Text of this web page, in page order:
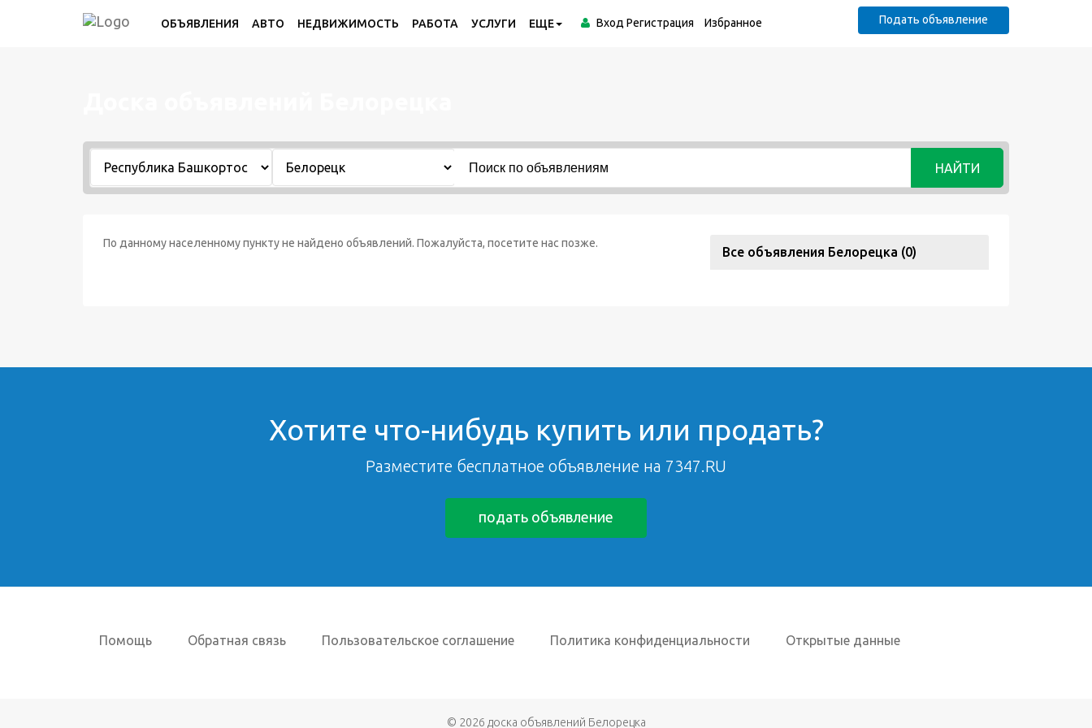
ОБЪЯВЛЕНИЯ АВТО НЕДВИЖИМОСТЬ РАБОТА УСЛУГИ ЕЩЕ Вход Регистрация Избранное Подать объявление
НАЙТИ
По данному населенному пункту не найдено объявлений. Пожалуйста, посетите нас позже.
Все объявления Белорецка (0)
Хотите что-нибудь купить или продать?
Разместите бесплатное объявление на 7347.RU
подать объявление
Помощь Обратная связь Пользовательское соглашение Политика конфиденциальности Открытые данные
© 2026 доска объявлений Белорецка